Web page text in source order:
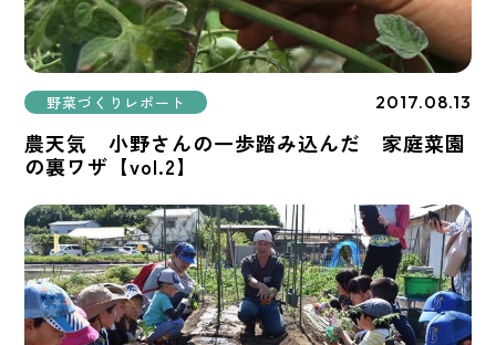
野菜づくりレポート 2017.08.13
農天気 小野さんの一歩踏み込んだ 家庭菜園
の裏ワザ【vol.2】